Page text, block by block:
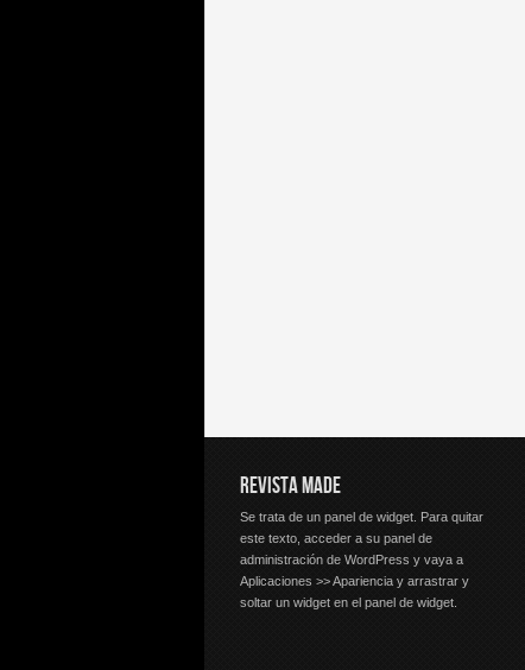
REVISTA MADE
Se trata de un panel de widget. Para quitar
este texto, acceder a su panel de
administración de WordPress y vaya a
Aplicaciones >> Apariencia y arrastrar y
soltar un widget en el panel de widget.